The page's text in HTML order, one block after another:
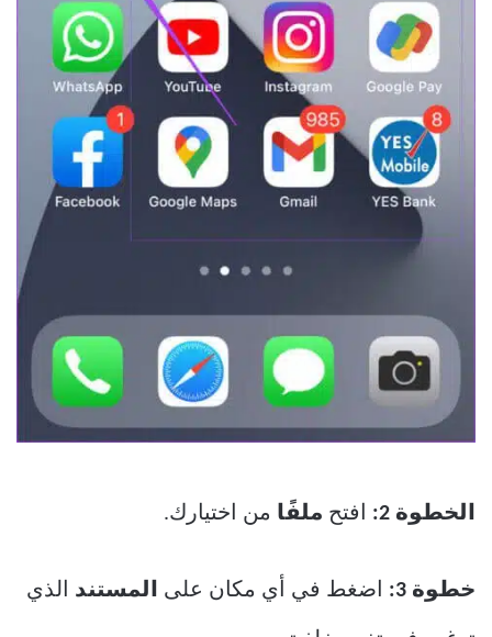
الخطوة 2: افتح ملفًا من اختيارك.
خطوة 3: اضغط في أي مكان على المستند الذي